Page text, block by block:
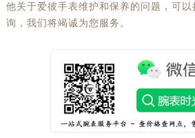
他关于爱彼手表维护和保养的问题，可
询，我们将竭诚为您服务。